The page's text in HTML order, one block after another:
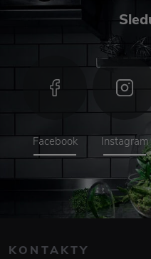
Facebook Instagram
KONTAKTY